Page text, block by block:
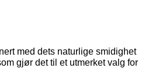
med dets naturlige smidighet
gjør det til et utmerket valg for